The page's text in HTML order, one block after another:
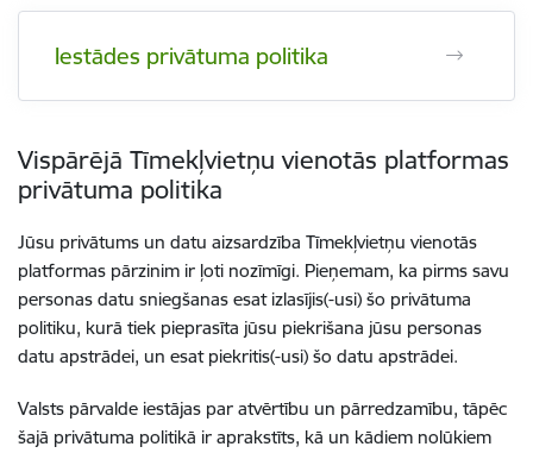
Iestādes privātuma politika
Vispārējā Tīmekļvietņu vienotās platformas
privātuma politika
Jūsu privātums un datu aizsardzība Tīmekļvietņu vienotās
platformas pārzinim ir ļoti nozīmīgi. Pieņemam, ka pirms savu
personas datu sniegšanas esat izlasījis(-usi) šo privātuma
politiku, kurā tiek pieprasīta jūsu piekrišana jūsu personas
datu apstrādei, un esat piekritis(-usi) šo datu apstrādei.
Valsts pārvalde iestājas par atvērtību un pārredzamību, tāpēc
šajā privātuma politikā ir aprakstīts, kā un kādiem nolūkiem